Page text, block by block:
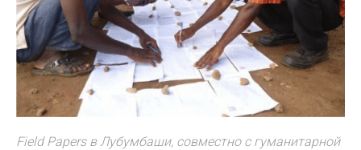
Field Papers в Лубумбаши, совместно с гуманитарной